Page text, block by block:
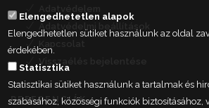
REFERENCIÁK
Elengedhetetlen alapok
Elengedhetetlen sütiket használunk az oldal
érdekében.
Statisztika
Statisztikai sütiket használunk a tartalmak és
szabásához, közösségi funkciók biztosításához,